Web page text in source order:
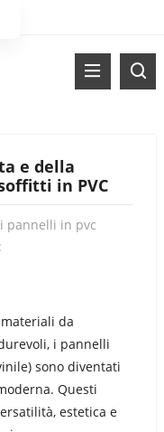
e della
in PVC
pannelli in pvc
da
i pannelli
sono diventati
Questi
estetica e